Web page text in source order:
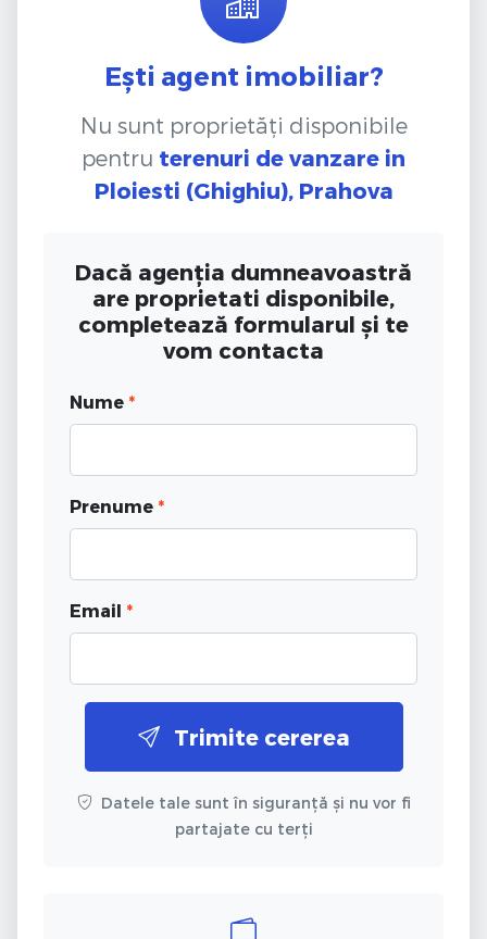
Ești agent imobiliar?
Nu sunt proprietăți disponibile
pentru terenuri de vanzare in
Ploiesti (Ghighiu), Prahova
Dacă agenția dumneavoastră
are proprietati disponibile,
completează formularul și te
vom contacta
Nume *
Prenume *
Email *
Trimite cererea
Datele tale sunt în siguranță și nu vor fi
partajate cu terți